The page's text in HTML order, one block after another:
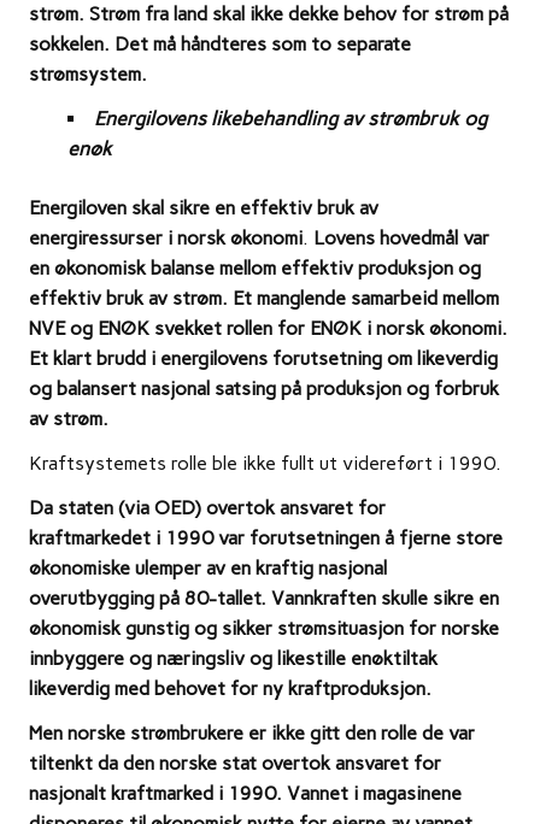
strøm. Strøm fra land skal ikke dekke behov for strøm på
sokkelen. Det må håndteres som to separate
strømsystem.
Energilovens likebehandling av strømbruk og
enøk
Energiloven skal sikre en effektiv bruk av
energiressurser i norsk økonomi. Lovens hovedmål var
en økonomisk balanse mellom effektiv produksjon og
effektiv bruk av strøm. Et manglende samarbeid mellom
NVE og ENØK svekket rollen for ENØK i norsk økonomi.
Et klart brudd i energilovens forutsetning om likeverdig
og balansert nasjonal satsing på produksjon og forbruk
av strøm.
Kraftsystemets rolle ble ikke fullt ut videreført i 1990.
Da staten (via OED) overtok ansvaret for
kraftmarkedet i 1990 var forutsetningen å fjerne store
økonomiske ulemper av en kraftig nasjonal
overutbygging på 80-tallet. Vannkraften skulle sikre en
økonomisk gunstig og sikker strømsituasjon for norske
innbyggere og næringsliv og likestille enøktiltak
likeverdig med behovet for ny kraftproduksjon.
Men norske strømbrukere er ikke gitt den rolle de var
tiltenkt da den norske stat overtok ansvaret for
nasjonalt kraftmarked i 1990. Vannet i magasinene